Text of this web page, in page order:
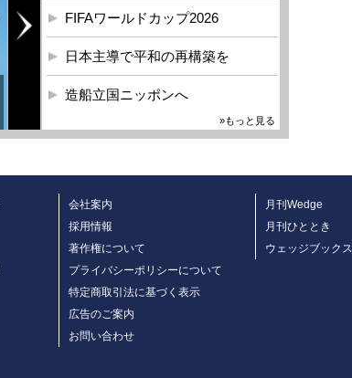
FIFAワールドカップ2026
日本主導で平和の再構築を
造船立国ニッポンへ
»もっと見る
会社案内
採用情報
著作権について
プライバシーポリシーについて
特定商取引法に基づく表示
広告のご案内
お問い合わせ
月刊Wedge
月刊ひととき
ウェッジブックス